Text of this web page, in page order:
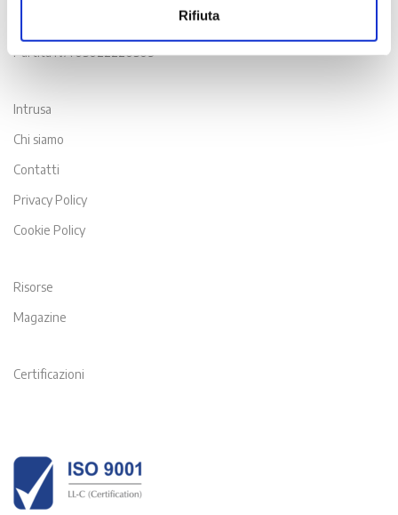
Rifiuta
Partita IVA 03022220309
Intrusa
Chi siamo
Contatti
Privacy Policy
Cookie Policy
Risorse
Magazine
Certificazioni